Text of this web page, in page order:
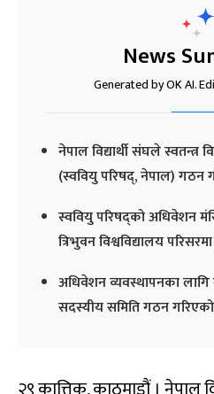
News
Generated by OK AI.
नेपाल विद्यार्थी संघले स्वतन्त्र
(स्ववियु परिषद्, नेपाल) गठन
स्ववियु परिषद्को अधिवेशन
त्रिभुवन विश्वविद्यालय
अधिवेशन व्यवस्थापनका
सदस्यीय समिति गठन